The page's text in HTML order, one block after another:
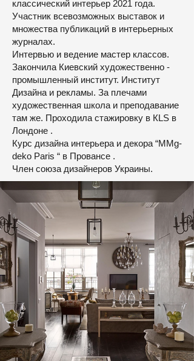
классический интерьер 2021 года.
Участник всевозможных выставок и
множества публикаций в интерьерных
журналах.
Интервью и ведение мастер классов.
Закончила Киевский художественно -
промышленный институт. Институт
Дизайна и рекламы. За плечами
художественная школа и преподавание
там же. Проходила стажировку в КLS в
Лондоне .
Курс дизайна интерьера и декора “MMg-
deko Paris “ в Провансе .
Член союза дизайнеров Украины.